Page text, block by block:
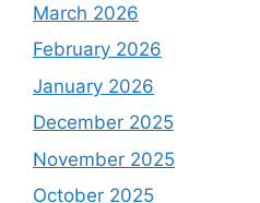
March 2026
February 2026
January 2026
December 2025
November 2025
October 2025